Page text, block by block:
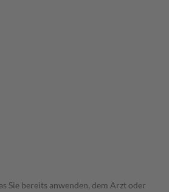
Sie bereits anwenden, dem Arzt oder